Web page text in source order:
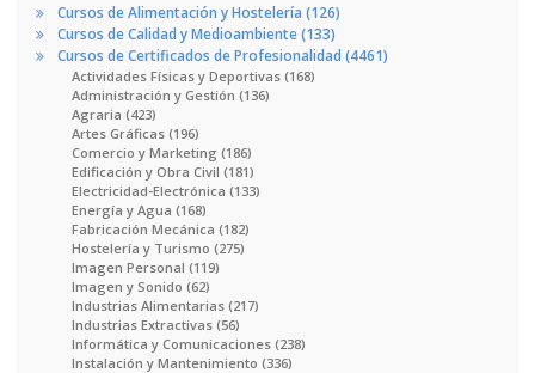
Cursos de Alimentación y Hostelería (126)
Cursos de Calidad y Medioambiente (133)
Cursos de Certificados de Profesionalidad (4461)
Actividades Físicas y Deportivas (168)
Administración y Gestión (136)
Agraria (423)
Artes Gráficas (196)
Comercio y Marketing (186)
Edificación y Obra Civil (181)
Electricidad-Electrónica (133)
Energía y Agua (168)
Fabricación Mecánica (182)
Hostelería y Turismo (275)
Imagen Personal (119)
Imagen y Sonido (62)
Industrias Alimentarias (217)
Industrias Extractivas (56)
Informática y Comunicaciones (238)
Instalación y Mantenimiento (336)